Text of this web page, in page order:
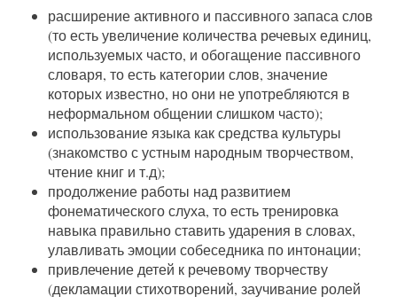
расширение активного и пассивного запаса слов
(то есть увеличение количества речевых единиц,
используемых часто, и обогащение пассивного
словаря, то есть категории слов, значение
которых известно, но они не употребляются в
неформальном общении слишком часто);
использование языка как средства культуры
(знакомство с устным народным творчеством,
чтение книг и т.д);
продолжение работы над развитием
фонематического слуха, то есть тренировка
навыка правильно ставить ударения в словах,
улавливать эмоции собеседника по интонации;
привлечение детей к речевому творчеству
(декламации стихотворений, заучивание ролей